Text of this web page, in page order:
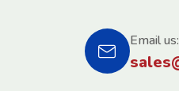
Email us: